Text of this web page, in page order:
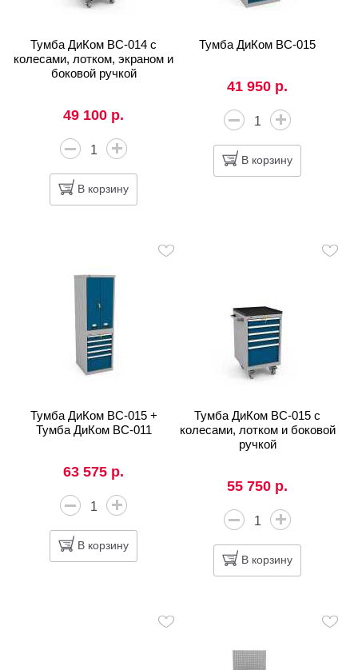
Тумба ДиКом ВС-014 с
колесами, лотком, экраном и
боковой ручкой
49 100 р.
В корзину
Тумба ДиКом ВС-015
41 950 р.
В корзину
Тумба ДиКом ВС-015 +
Тумба ДиКом ВС-011
63 575 р.
В корзину
Тумба ДиКом ВС-015 с
колесами, лотком и боковой
ручкой
55 750 р.
В корзину